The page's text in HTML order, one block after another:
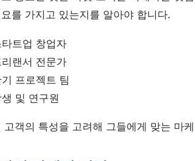
를 가지고 있는지를 알아야 합니다.
타트업 창업자
리랜서 전문가
기 프로젝트 팀
생 및 연구원
고객의 특성을 고려해 그들에게 맞는 마